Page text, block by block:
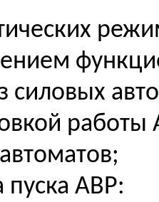
силовых
работы
АВР: